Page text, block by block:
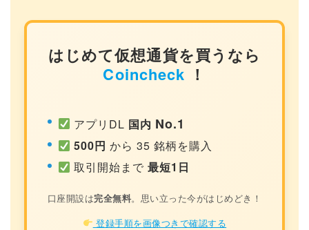
はじめて仮想通貨を買うなら
Coincheck ！
アプリDL 国内 No.1
500円 から 35 銘柄を購入
取引開始まで最短1日
口座開設は完全無料。思い立った今がはじめどき！
登録手順を画像つきで確認する